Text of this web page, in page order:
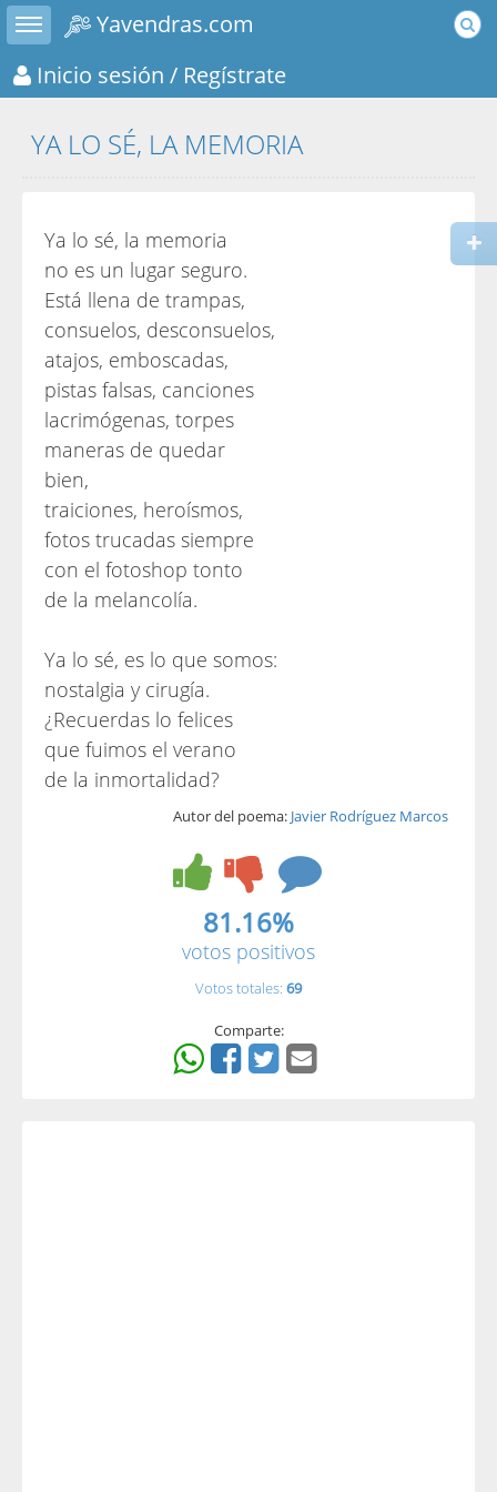
Toggle sidebar
Yavendras.com
Inicio sesión / Regístrate
YA LO SÉ, LA MEMORIA
Ya lo sé, la memoria
no es un lugar seguro.
Está llena de trampas,
consuelos, desconsuelos,
atajos, emboscadas,
pistas falsas, canciones
lacrimógenas, torpes
maneras de quedar
bien,
traiciones, heroísmos,
fotos trucadas siempre
con el fotoshop tonto
de la melancolía.
Ya lo sé, es lo que somos:
nostalgia y cirugía.
¿Recuerdas lo felices
que fuimos el verano
de la inmortalidad?
Autor del poema: Javier Rodríguez Marcos
81.16%
votos positivos
Votos totales: 69
Comparte: